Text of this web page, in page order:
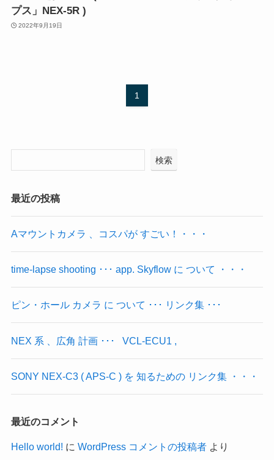
プス」NEX-5R )
2022年9月19日
1
検索
最近の投稿
Aマウントカメラ 、コスパが すごい！・・・
time-lapse shooting ･･･ app. Skyflow に ついて ・・・
ピン・ホール カメラ に ついて ･･･ リンク集 ･･･
NEX 系 、広角 計画 ･･･ VCL-ECU1 ,
SONY NEX‐C3 ( APS-C ) を 知るための リンク集 ・・・
最近のコメント
Hello world! に WordPress コメントの投稿者より